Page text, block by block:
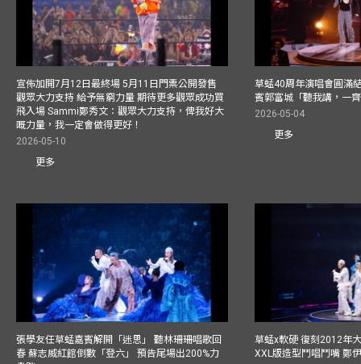
宣佈加開7月12日最終場 5月11日門票公開發售
觀眾大力支持 給予無窮力量 期待更多觀眾成功買
飛入場 Sammi鄭秀文：觀眾大力支持，俾我好大
嘅力量，我一定會做得更好！
2026-05-10
更多
草蜢40周年演唱會圓滿
賓郭富城「聽我講，一
2026-05-04
更多
張學友任草蜢嘉賓解開「迷思」 聽林珊珊唱歌回
春 蘇志威紅館倒數「登六」 預告尾場出200%力
草蜢x軟硬 復刻2012年
XXL版造型鬥唱鬥嘴 鄭